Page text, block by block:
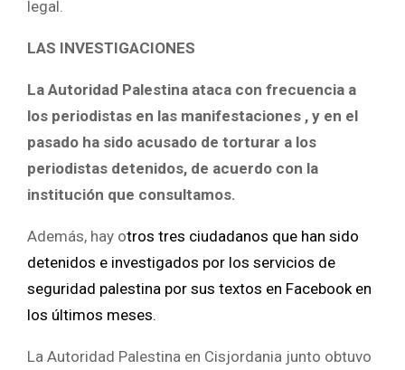
legal.
LAS INVESTIGACIONES
La Autoridad Palestina ataca con frecuencia a
los periodistas en las manifestaciones , y en el
pasado ha sido acusado de torturar a los
periodistas detenidos, de acuerdo con la
institución que consultamos.
Además, hay otros tres ciudadanos que han sido
detenidos e investigados por los servicios de
seguridad palestina por sus textos en Facebook en
los últimos meses.
La Autoridad Palestina en Cisjordania junto obtuvo